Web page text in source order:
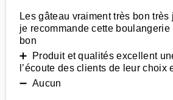
Les gâteau vraiment très bon
je recommande cette boulangerie
bon
➕ Produit et qualités excellent
l’écoute des clients de leur choix
➖ Aucun